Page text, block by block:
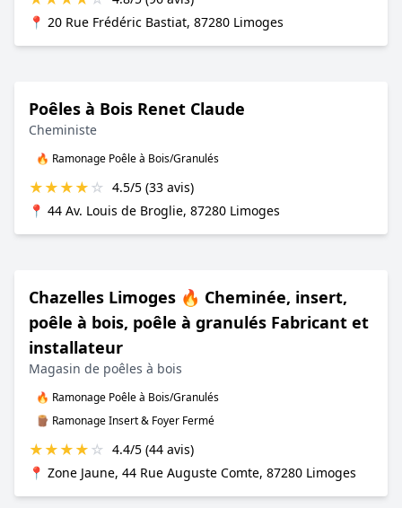
📍 20 Rue Frédéric Bastiat, 87280 Limoges
Poêles à Bois Renet Claude
Cheministe
🔥 Ramonage Poêle à Bois/Granulés
★★★★☆ 4.5/5 (33 avis)
📍 44 Av. Louis de Broglie, 87280 Limoges
Chazelles Limoges 🔥 Cheminée, insert,
poêle à bois, poêle à granulés Fabricant et
installateur
Magasin de poêles à bois
🔥 Ramonage Poêle à Bois/Granulés
🪵 Ramonage Insert & Foyer Fermé
★★★★☆ 4.4/5 (44 avis)
📍 Zone Jaune, 44 Rue Auguste Comte, 87280 Limoges